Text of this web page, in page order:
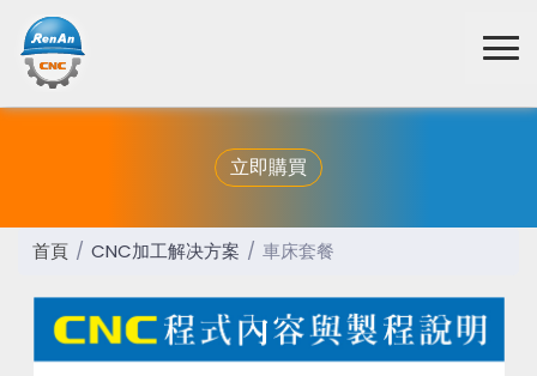
立即購買
首頁 CNC加工解决方案 車床套餐